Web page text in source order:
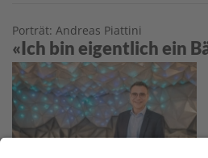
Porträt: Andreas Piattini
«Ich bin eigentlich ein
Image